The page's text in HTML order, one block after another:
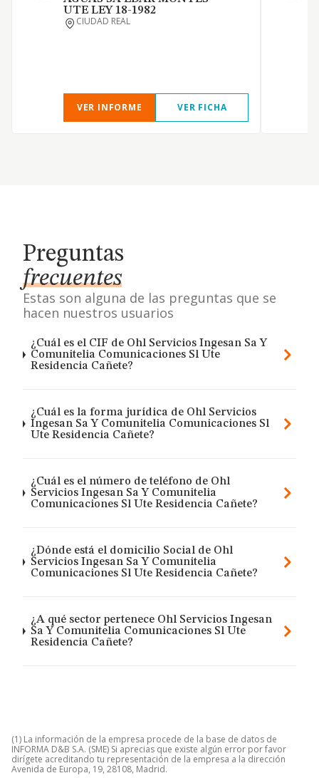
UTE LEY 18-1982
CIUDAD REAL
VER INFORME VER FICHA
Preguntas
frecuentes
Estas son alguna de las preguntas que se
hacen nuestros usuarios
¿Cuál es el CIF de Ohl Servicios Ingesan Sa Y
Comunitelia Comunicaciones Sl Ute
Residencia Cañete?
¿Cuál es la forma jurídica de Ohl Servicios
Ingesan Sa Y Comunitelia Comunicaciones Sl
Ute Residencia Cañete?
¿Cuál es el número de teléfono de Ohl
Servicios Ingesan Sa Y Comunitelia
Comunicaciones Sl Ute Residencia Cañete?
¿Dónde está el domicilio Social de Ohl
Servicios Ingesan Sa Y Comunitelia
Comunicaciones Sl Ute Residencia Cañete?
¿A qué sector pertenece Ohl Servicios Ingesan
Sa Y Comunitelia Comunicaciones Sl Ute
Residencia Cañete?
(1) La información de la empresa procede de la base de datos de
INFORMA D&B S.A. (SME) Si aprecias que existe algún error por favor
dirígete acreditando tu representación de la empresa a la dirección
Avenida de Europa, 19, 28108, Madrid.